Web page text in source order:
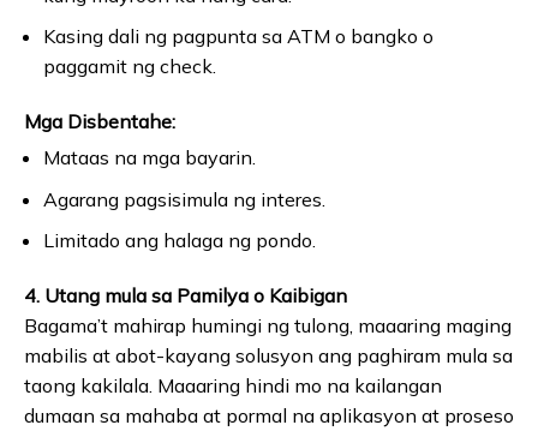
Kasing dali ng pagpunta sa ATM o bangko o
paggamit ng check.
Mga Disbentahe:
Mataas na mga bayarin.
Agarang pagsisimula ng interes.
Limitado ang halaga ng pondo.
4. Utang mula sa Pamilya o Kaibigan
Bagama’t mahirap humingi ng tulong, maaaring maging
mabilis at abot-kayang solusyon ang paghiram mula sa
taong kakilala. Maaaring hindi mo na kailangan
dumaan sa mahaba at pormal na aplikasyon at proseso